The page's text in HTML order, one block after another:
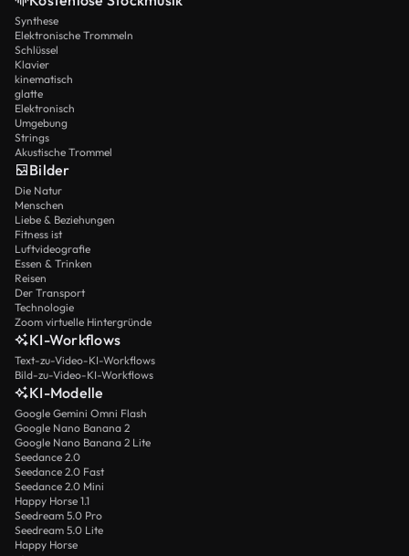
Synthese
Elektronische Trommeln
Schlüssel
Klavier
kinematisch
glatte
Elektronisch
Umgebung
Strings
Akustische Trommel
Bilder
Die Natur
Menschen
Liebe & Beziehungen
Fitness ist
Luftvideografie
Essen & Trinken
Reisen
Der Transport
Technologie
Zoom virtuelle Hintergründe
KI-Workflows
Text-zu-Video-KI-Workflows
Bild-zu-Video-KI-Workflows
KI-Modelle
Google Gemini Omni Flash
Google Nano Banana 2
Google Nano Banana 2 Lite
Seedance 2.0
Seedance 2.0 Fast
Seedance 2.0 Mini
Happy Horse 1.1
Seedream 5.0 Pro
Seedream 5.0 Lite
Happy Horse